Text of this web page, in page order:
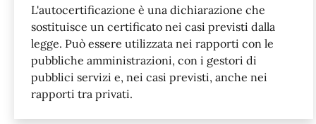
L'autocertificazione è una dichiarazione che
sostituisce un certificato nei casi previsti dalla
legge. Può essere utilizzata nei rapporti con le
pubbliche amministrazioni, con i gestori di
pubblici servizi e, nei casi previsti, anche nei
rapporti tra privati.